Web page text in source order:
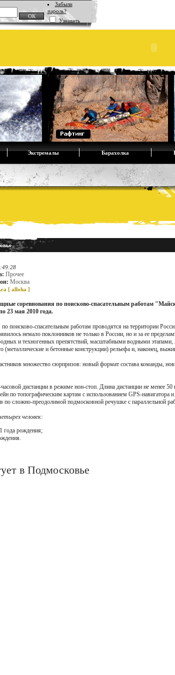
Забыли
пароль?
Узнавать
Экстремалы Барахолка
Прочее
Москва
[ alloha ]
соревнования по поисково-спасательным работам
23 мая 2010 года.
поисково-спасательным работам проводятся на территории
немало поклонников не только в России, но и за ее
и техногенных препятствий, масштабными водными
(металлические и бетонные конструкции) рельефа и, наконец,
множество сюрпризов: новый формат состава команды,
дистанции в режиме нон-стоп. Длина дистанции не менее
по топографическим картам с использованием GPS-
по сложно-преодолимой подмосковной речушке с параллельной
человек:
года рождения;
в Подмосковье